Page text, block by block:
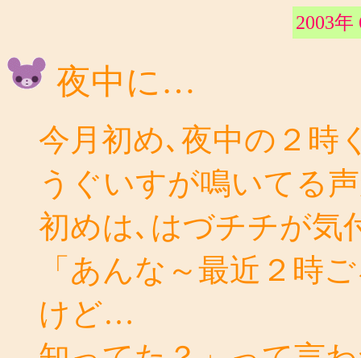
2003年
夜中に…
今月初め､夜中の２時
うぐいすが鳴いてる
初めは､はづチチが気
「あんな～最近２時
けど…